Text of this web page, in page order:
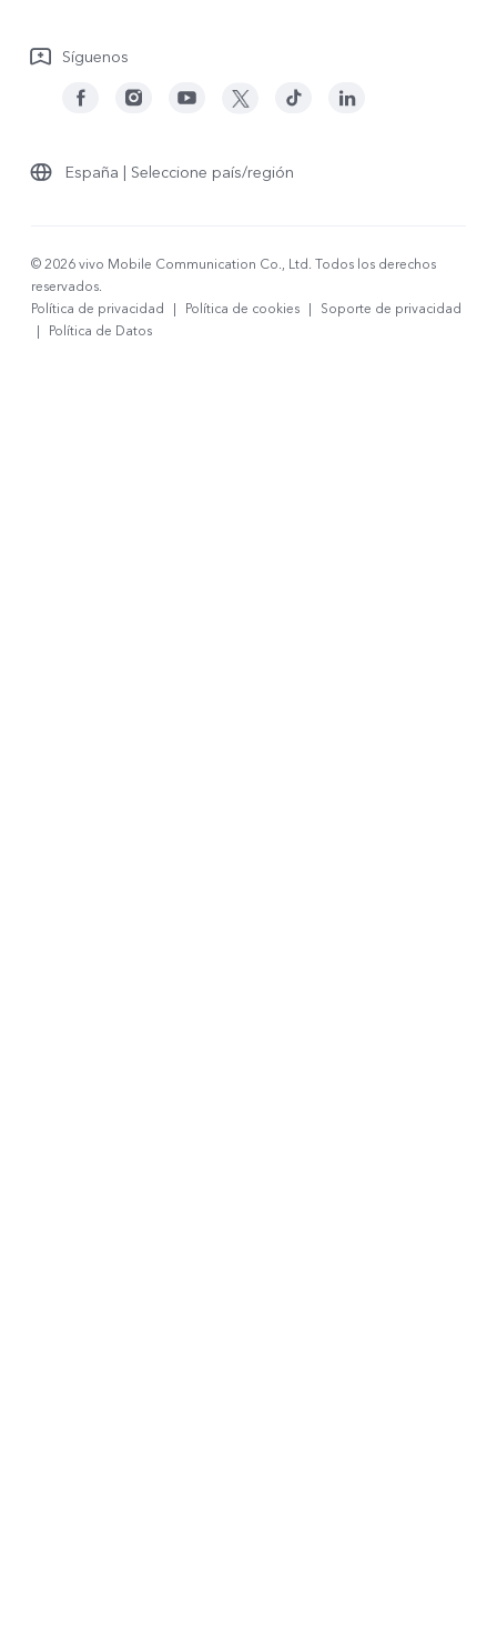
Síguenos
España | Seleccione país/región
© 2026 vivo Mobile Communication Co., Ltd. Todos los derechos
reservados.
Política de privacidad
| Política de cookies |
Soporte de privacidad
|
Política de Datos